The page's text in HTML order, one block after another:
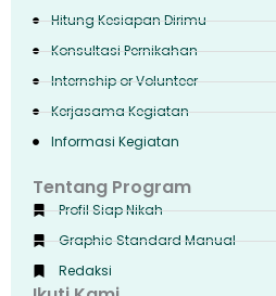
Hitung Kesiapan Dirimu
Konsultasi Pernikahan
Internship or Volunteer
Kerjasama Kegiatan
Informasi Kegiatan
Tentang Program
Profil Siap Nikah
Graphic Standard Manual
Redaksi